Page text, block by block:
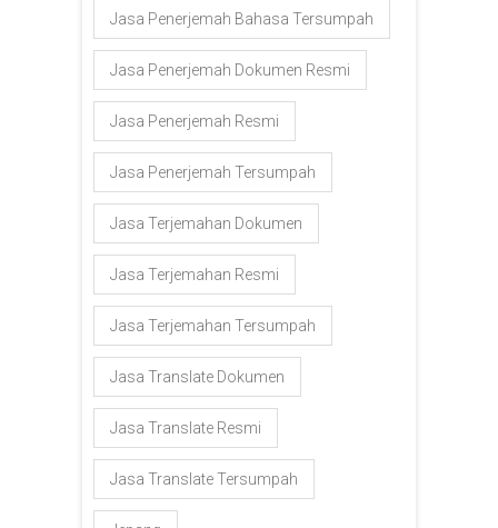
Jasa Penerjemah Bahasa Tersumpah
Jasa Penerjemah Dokumen Resmi
Jasa Penerjemah Resmi
Jasa Penerjemah Tersumpah
Jasa Terjemahan Dokumen
Jasa Terjemahan Resmi
Jasa Terjemahan Tersumpah
Jasa Translate Dokumen
Jasa Translate Resmi
Jasa Translate Tersumpah